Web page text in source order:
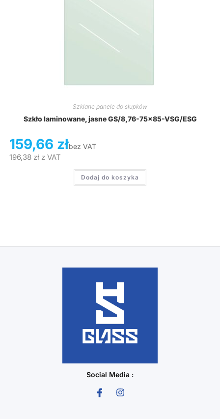
Szklane panele do słupków
Szkło laminowane, jasne GS/8,76-75×85-VSG/ESG
159,66 złbez VAT
196,38 złz VAT
Dodaj do koszyka
Social Media :